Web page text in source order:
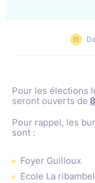
Pour les élections
seront ouverts de
Pour rappel, les
sont :
Foyer Guilloux
Ecole La